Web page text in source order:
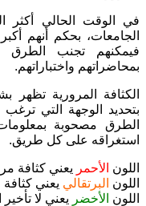
في الوقت الحالي أكثر
الجامعات، بحكم أنهم
فيمكنهم تجنب الطرق
بمحاضراتهم واختباراتهم.
الكثافة المرورية تظهر
بتحديد الوجهة التي
الطرق مصحوبة
استغراقه على كل طريق.
اللون الأحمر يعني كثافة
اللون البرتقالي يعني
اللون الأخضر يعني لا